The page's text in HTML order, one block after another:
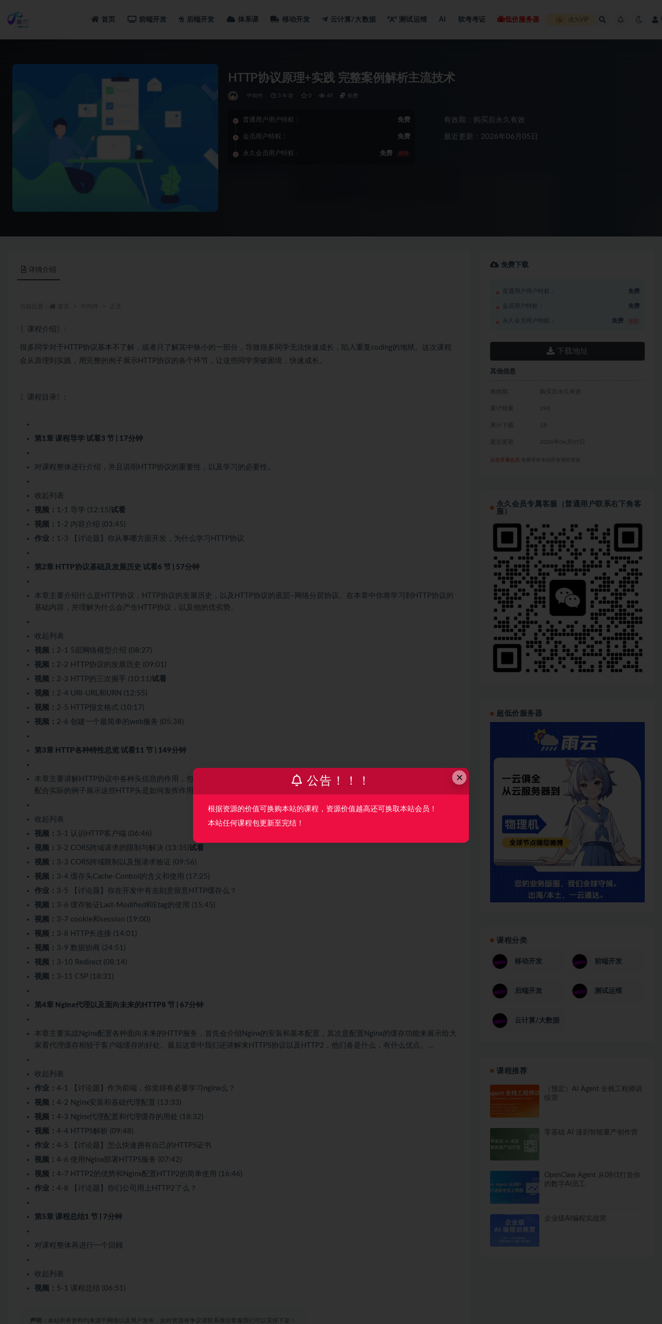
首页 前端开发 后端开发 体系课 移动开发 云计算/大数据 测试运维 AI 软考考证 低价服务器 成为VIP
HTTP协议原理+实践 完整案例解析主流技术
中间件 3 年前 0 49 免费
普通用户用户特权： 免费
会员用户特权： 免费
永久会员用户特权： 免费 推荐
有效期：购买后永久有效
最近更新：2026年06月05日
详情介绍
〖课程介绍〗:
很多同学对于HTTP协议基本不了解，或者只了解其中狭小的一部分，导致很多同学无法快速成长，陷入重复coding的地狱。这次课程
会从原理到实践，用完整的例子展示HTTP协议的各个环节，让这些同学突破困境，快速成长。
〖课程目录〗:
第1章 课程导学 试看3 节 | 17分钟
对课程整体进行介绍，并且说明HTTP协议的重要性，以及学习的必要性。
收起列表
视频： 1-1 导学 (12:15)试看
视频： 1-2 内容介绍 (03:45)
作业： 1-3 【讨论题】你从事哪方面开发，为什么学习HTTP协议
第2章 HTTP协议基础及发展历史 试看6 节 | 57分钟
本章主要介绍什么是HTTP协议，HTTP协议的发展历史，以及HTTP协议的底层–网络分层协议。在本章中你将学习到HTTP协议的
基础内容，并理解为什么会产生HTTP协议，以及他的优劣势。
收起列表
视频： 2-1 5层网络模型介绍 (08:27)
视频： 2-2 HTTP协议的发展历史 (09:01)
视频： 2-3 HTTP的三次握手 (10:11)试看
视频： 2-4 URI-URL和URN (12:55)
视频： 2-5 HTTP报文格式 (10:17)
视频： 2-6 创建一个最简单的web服务 (05:38)
第3章 HTTP各种特性总览 试看11 节 | 149分钟
本章主要讲解HTTP协议中各种头信息的作用，包括但不限于最重要的几个部分：缓存、cookie、CORS跨域、长连接等，课程中会
配合实际的例子展示这些HTTP头是如何发挥作用的，并且解决了什么问题。
收起列表
视频： 3-1 认识HTTP客户端 (06:46)
视频： 3-2 CORS跨域请求的限制与解决 (13:35)试看
视频： 3-3 CORS跨域限制以及预请求验证 (09:56)
视频： 3-4 缓存头Cache-Control的含义和使用 (17:25)
作业： 3-5 【讨论题】你在开发中有去刻意留意HTTP缓存么？
视频： 3-6 缓存验证Last-Modified和Etag的使用 (15:45)
视频： 3-7 cookie和session (19:00)
视频： 3-8 HTTP长连接 (14:01)
视频： 3-9 数据协商 (24:51)
视频： 3-10 Redirect (08:14)
视频： 3-11 CSP (18:31)
第4章 Nginx代理以及面向未来的HTTP 8 节 | 67分钟
本章主要实战Nginx配置各种面向未来的HTTP服务，首先会介绍Nginx的安装和基本配置，其次是配置Nginx的缓存功能来展示给大
家看代理缓存相较于客户端缓存的好处。最后这章中我们还讲解来HTTPS协议以及HTTP2，他们各是什么，有什么优点。…
收起列表
作业： 4-1 【讨论题】作为前端，你觉得有必要学习nginx么？
视频： 4-2 Nginx安装和基础代理配置 (13:33)
视频： 4-3 Nginx代理配置和代理缓存的用处 (18:32)
视频： 4-4 HTTPS解析 (09:48)
作业： 4-5 【讨论题】怎么快速拥有自己的HTTPS证书
视频： 4-6 使用Nginx部署HTTPS服务 (07:42)
视频： 4-7 HTTP2的优势和Nginx配置HTTP2的简单使用 (16:46)
作业： 4-8 【讨论题】你们公司用上HTTP2了么？
第5章 课程总结1 节 | 7分钟
对课程整体再进行一个回顾
收起列表
视频： 5-1 课程总结 (06:51)
声明： 本站所有资料均来源于网络以及用户发布，如对资源有争议请联系微信客服我们可以安排下架！
免费下载
普通用户用户特权： 免费
会员用户特权： 免费
永久会员用户特权： 免费
下载地址
其他信息
有效期 购买后永久有效
累计销量 298
累计下载 18
最近更新 2026年06月05日
点击开通会员 免费享有本站所有课程资源
永久会员专属客服（普通用户联系右下角客
服）
超低价服务器
课程分类
移动开发 前端开发
后端开发 测试运维
云计算/大数据
课程推荐
（预定）AI Agent 全栈工程师训
练营
零基础 AI 漫剧智能量产创作营
OpenClaw Agent 从0到1打造你
的数字AI员工
企业级AI编程实战营
×
公告！！！
根据资源的价值可换购本站的课程，资源价值越高还可换取本站会员！
本站任何课程包更新至完结！